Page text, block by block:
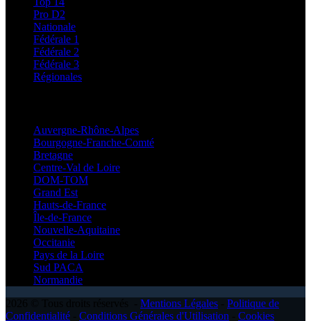
Pro D2
Nationale
Fédérale 1
Fédérale 2
Fédérale 3
Régionales
Auvergne-Rhône-Alpes
Bourgogne-Franche-Comté
Bretagne
Centre-Val de Loire
DOM-TOM
Grand Est
Hauts-de-France
Île-de-France
Nouvelle-Aquitaine
Occitanie
Pays de la Loire
Sud PACA
Normandie
Mentions Légales
Politique de
Confidentialité
Conditions Générales d'Utilisation
Cookies